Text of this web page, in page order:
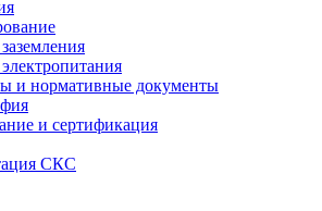
и нормативные документы
и сертификация
СКС